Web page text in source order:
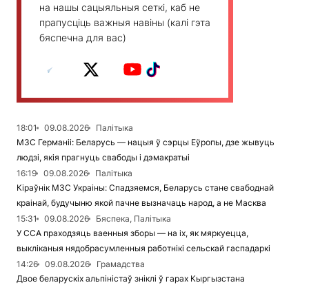
на нашы сацыяльныя сеткі, каб не
прапусціць важныя навіны (калі гэта
бяспечна для вас)
18:01 09.08.2026
Палітыка
МЗС Германіі: Беларусь — нацыя ў сэрцы Еўропы, дзе жывуць
людзі, якія прагнуць свабоды і дэмакратыі
16:19
09.08.2026
Палітыка
Кіраўнік МЗС Украіны: Спадзяемся, Беларусь стане свабоднай
краінай, будучыню якой пачне вызначаць народ, а не Масква
15:31
09.08.2026
Бяспека, Палітыка
У ССА праходзяць ваенныя зборы — на іх, як мяркуецца,
выкліканыя нядобрасумленныя работнікі сельскай гаспадаркі
14:26
09.08.2026
Грамадства
Двое беларускіх альпіністаў зніклі ў гарах Кыргызстана